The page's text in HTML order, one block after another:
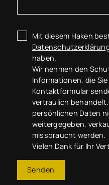
Mit diesem Haken
haben.
Wir nehmen den
Informationen, die
Kontaktformular
vertraulich
persönlichen Daten
weitergegeben,
missbraucht werden.
Vielen Dank für Ihr
Senden